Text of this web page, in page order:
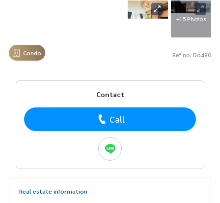
+15 Photos
Condo Ref no. Do490
Contact
Call
Real estate information